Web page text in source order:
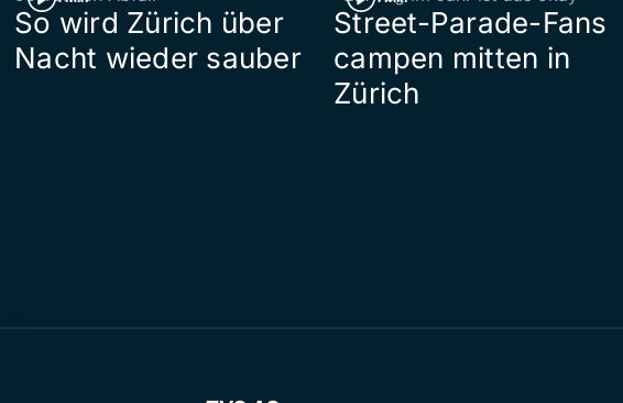
So wird Zürich über
Nacht wieder sauber
Street-Parade-Fans
campen mitten in
Zürich